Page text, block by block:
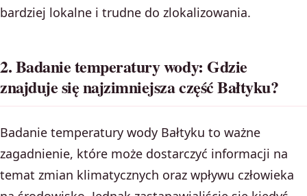
bardziej lokalne i trudne do zlokalizowania.
2. Badanie temperatury wody: Gdzie
znajduje się najzimniejsza część Bałtyku?
Badanie temperatury wody Bałtyku to ważne
zagadnienie, które może dostarczyć informacji na
temat zmian klimatycznych oraz wpływu człowieka